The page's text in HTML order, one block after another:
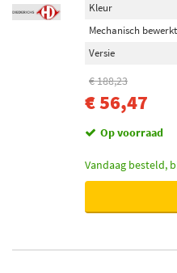
Kleur
Mechanisch bewerkt
Versie
€ 188,23
€ 56,47
Op voorraad
Vandaag besteld,